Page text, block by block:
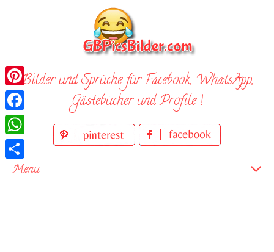
Bilder und Sprüche für Facebook, WhatsApp,
Gästebücher und Profile !
Menu
Pinterest
Facebook
WhatsApp
Teilen